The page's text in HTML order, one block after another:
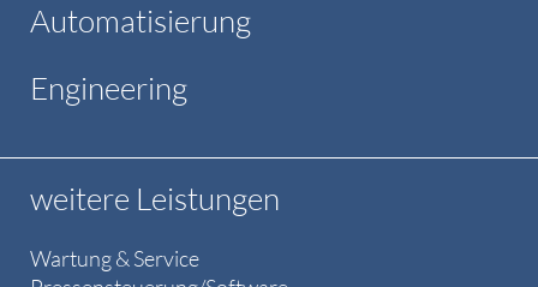
Automatisierung
Engineering
weitere Leistungen
Wartung & Service